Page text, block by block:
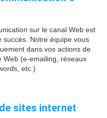
sur le canal Web est
succès. Notre équipe vous
dans vos actions de
Web (e-emailing, réseaux
etc.)
sites internet